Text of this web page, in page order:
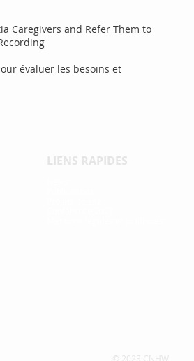
Caregivers and Refer Them to
évaluer les besoins et
LIENS RAPIDES
© 2023 CNHW